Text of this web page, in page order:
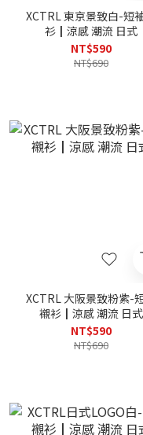
XCTRL 東京景致白-短
衫┃涼感 潮流 日式
NT$590
NT$690
XCTRL 大阪景致粉紫-
襯衫┃涼感 潮流 日式
NT$590
NT$690